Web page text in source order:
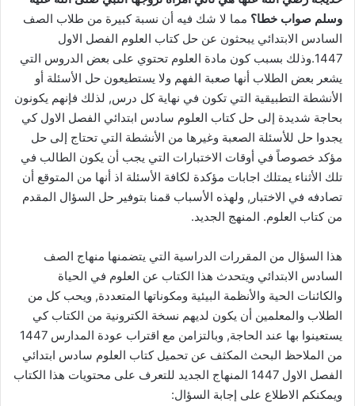
وسلم صواب خطا؟ مما لا شك فيه أن نسبة كبيرة من طلاب الصف
السادس الابتدائي يبحثون عن حل كتاب العلوم الفصل الاول
1447.وذلك بسبب كون مادة العلوم تحتوي على بعض الدروس التي
يشعر بعض الطلاب أنها صعبة الفهم ولا يستطيعون حل الأسئلة أو
الأنشطة التطبيقية التي تكون في نهاية كل درس, لذلك فإنهم يكونون
بحاجة شديدة إلى حل كتاب العلوم سادس ابتدائي الفصل الاول كي
يجدوا حل للأسئلة الصعبة وغيرها من الأنشطة التي تحتاج إلى حل
مؤكد خصوصاً في أوقات الاختبارات التي يجب أن يكون الطالب في
تلك الأثناء يمتلك اجابات مؤكدة لكافة الأسئلة اذ أنها من المتوقع أن
تصادفه في الاختبار, ولهذه الأسباب قمنا بتوفير حل السؤال المقدم
من كتاب العلوم. المنهج الجديد.
هذا السؤال من المقررات الدراسية التي يتضمنها منهاج الصف
السادس الابتدائي ويتحدث هذا الكتاب عن العلوم في الحياة
والكائنات الحية والأنظمة البيئية ومكوناتها المتعددة, ويحب كل من
الطلاب والمعلمين أن يكون لديهم نسخة الكترونية من الكتاب كي
يستعينوا بها عند الحاجة, وبالتزامن مع اقتراب عودة المدارس 1447
من الملاحظ البحث المكثف عن تحميل كتاب العلوم سادس ابتدائي
الفصل الاول 1447 المنهاج الجديد للتعرف على محتويات هذا الكتاب
ويمكنكم الاطلاع على إجابة السؤال: